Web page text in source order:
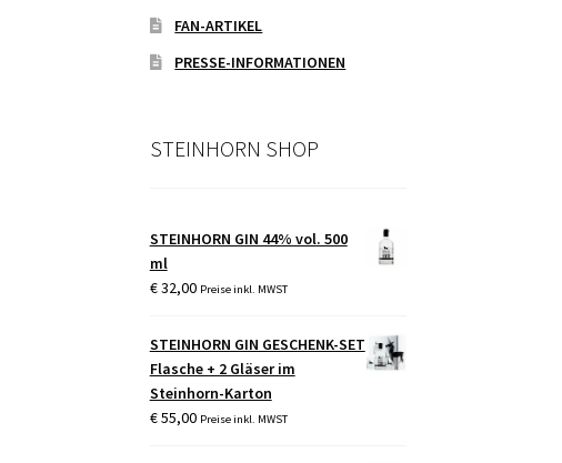
FAN-ARTIKEL
PRESSE-INFORMATIONEN
STEINHORN SHOP
STEINHORN GIN 44% vol. 500
ml
€32,00 Preise inkl. MWST
STEINHORN GIN GESCHENK-SET
Flasche + 2 Gläser im
Steinhorn-Karton
€55,00 Preise inkl. MWST